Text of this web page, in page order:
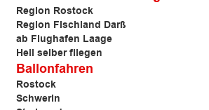
Region Rostock
Region Fischland Darß
ab Flughafen Laage
Heli selber fliegen
Ballonfahren
Rostock
Schwerin